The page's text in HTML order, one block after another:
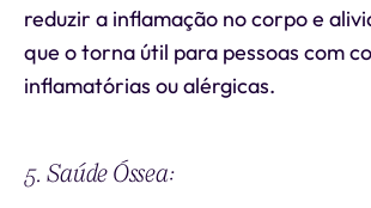
reduzir a inflamação no corpo e
que o torna útil para pessoas com
inflamatórias ou alérgicas.
5. Saúde Óssea: